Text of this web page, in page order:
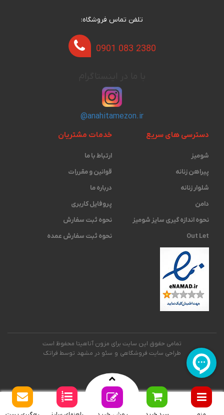
تلفن تماس فروشگاه:
0901 083 2380
@anahitamezon.ir
دسترسی های سریع
شومیز
پیراهن زنانه
شلوار زنانه
دامن
نحوه اندازه گیری ‫سایز شومیز
Out Let
خدمات مشتریان
ارتباط با ما
قوانین و مقررات
درباره ما
پروفایل کاربری
نحوه ثبت سفارش
نحوه ثبت سفارش عمده
تمامی حقوق این سایت برای مزون آناهیتا محفوظ است
طراحی سایت فروشگاهی و سئو در مشهد توسط فراتک